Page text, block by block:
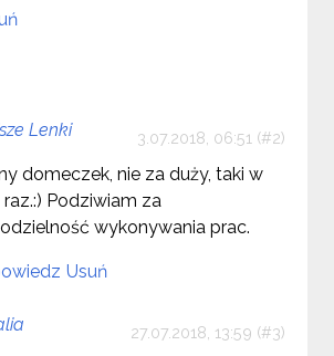
Lenki 3.07.2018, 06:51
domeczek, nie za duży, taki w
Podziwiam za
wykonywania prac.
Usuń
27.07.2018, 13:59